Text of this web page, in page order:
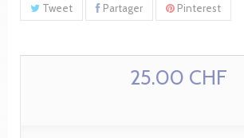
Tweet Partager Pinterest
25.00 CHF